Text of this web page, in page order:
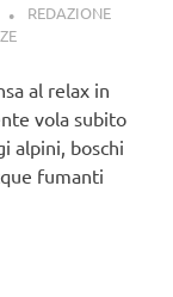
REDAZIONE
VIAGGI NEL MONDO
al relax in
vola subito
alpini, boschi
fumanti